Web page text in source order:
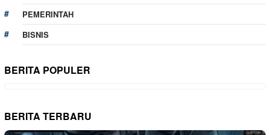
PEMERINTAH
BISNIS
BERITA POPULER
BERITA TERBARU